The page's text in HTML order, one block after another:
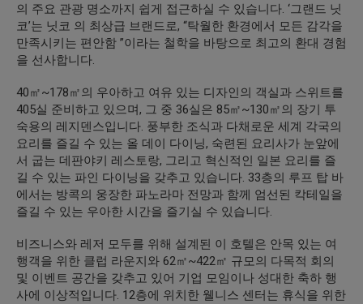
의 주요 관광 명소까지 쉽게 접근하실 수 있습니다. ‘그랜드 닛
코’는 닛코 의 최상급 브랜드로, “탁월한 환경에서 모든 감각을
만족시키는 편안함 ”이라는 철학을 바탕으로 최고의 환대 경험
을 선사합니다.
40㎡~178㎡의 우아하고 여유 있는 디자인의 객실과 스위트를
405실 준비하고 있으며, 그 중 36실은 85㎡~130㎡의 장기 투
숙용의 레지덴스입니다. 풍부한 조식과 다채로운 세계 각국의
요리를 즐길 수 있는 올 데이 다이닝, 숙련된 요리사가 눈앞에
서 굽는 데판야키 레스토랑, 그리고 혁신적인 일본 요리를 즐
길 수 있는 파인 다이닝을 갖추고 있습니다. 33층의 루프 탑 바
에서는 방콕의 웅장한 파노라마 전망과 함께 엄선된 칵테일을
즐길 수 있는 우아한 시간을 즐기실 수 있습니다.
비즈니스와 레저 모두를 위해 설계된 이 호텔은 안목 있는 여
행객을 위한 클럽 라운지와 62㎡~422㎡ 규모의 다목적 회의
및 이벤트 공간을 갖추고 있어 기업 모임이나 성대한 축하 행
사에 이상적입니다. 12층에 위치한 웰니스 센터는 휴식을 위한